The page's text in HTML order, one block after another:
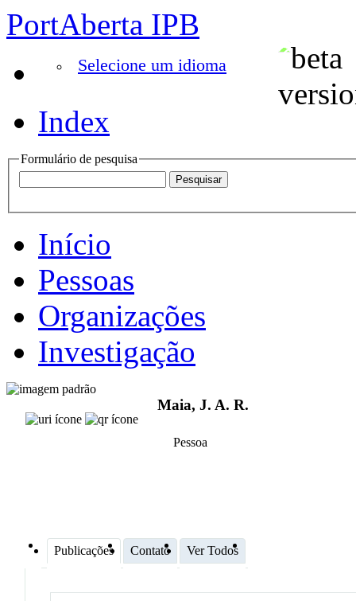
PortAberta IPB
Selecione um idioma
Index
Formulário de pesquisa
Início
Pessoas
Organizações
Investigação
Maia, J. A. R.
Pessoa
Publicações Contato Ver Todos